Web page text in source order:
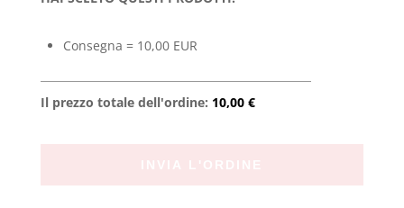
Consegna = 10,00 EUR
Il prezzo totale dell'ordine: 10,00 €